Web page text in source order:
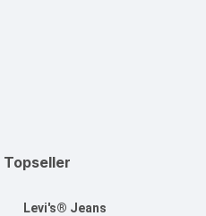
Topseller
Levi's® Jeans